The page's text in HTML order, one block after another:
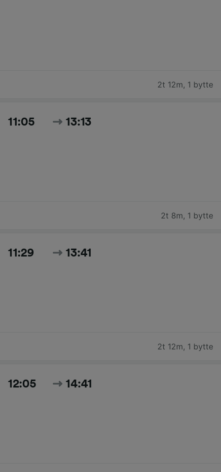
2t 12m, 1 bytte
11:05 13:13
2t 8m, 1 bytte
11:29 13:41
2t 12m, 1 bytte
12:05 14:41